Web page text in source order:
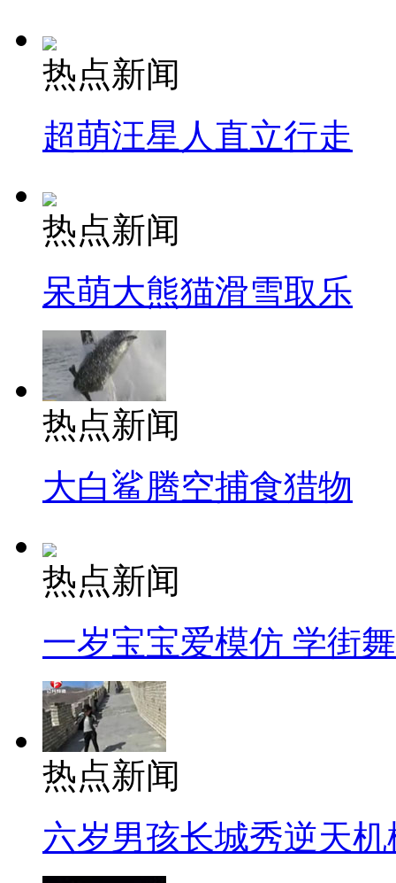
热点新闻
超萌汪星人直立行走
热点新闻
呆萌大熊猫滑雪取乐
热点新闻
大白鲨腾空捕食猎物
热点新闻
一岁宝宝爱模仿 学街
热点新闻
六岁男孩长城秀逆天机